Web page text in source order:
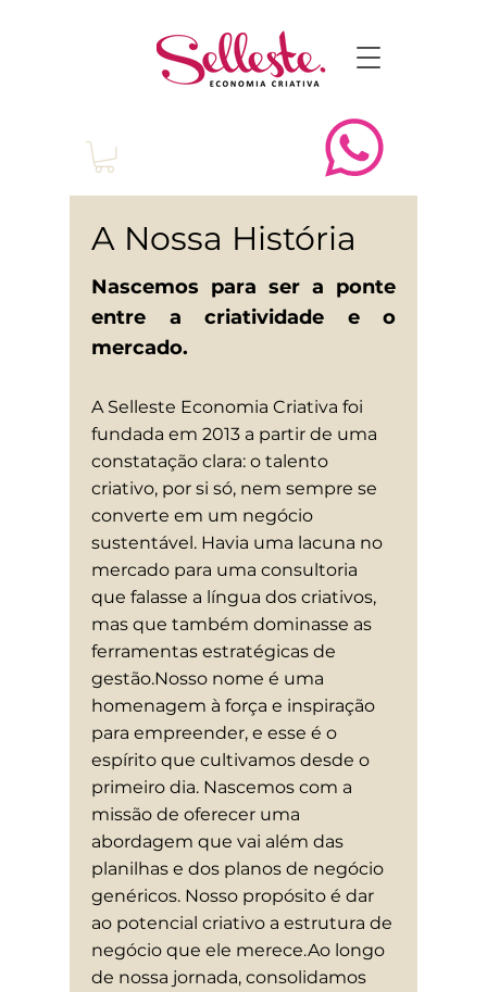
A Nossa História
Nascemos para ser a ponte
entre a criatividade e o
mercado.
A Selleste Economia Criativa foi
fundada em 2013 a partir de uma
constatação clara: o talento
criativo, por si só, nem sempre se
converte em um negócio
sustentável. Havia uma lacuna no
mercado para uma consultoria
que falasse a língua dos criativos,
mas que também dominasse as
ferramentas estratégicas de
gestão.Nosso nome é uma
homenagem à força e inspiração
para empreender, e esse é o
espírito que cultivamos desde o
primeiro dia. Nascemos com a
missão de oferecer uma
abordagem que vai além das
planilhas e dos planos de negócio
genéricos. Nosso propósito é dar
ao potencial criativo a estrutura de
negócio que ele merece.Ao longo
de nossa jornada, consolidamos